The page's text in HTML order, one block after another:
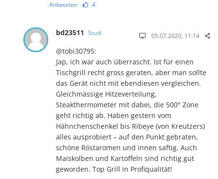
Antworten 4
bd23511 Studi 05.07.2020, 11:14
@tobi30795:
Jap, ich war auch überrascht. Ist für einen
Tischgrill recht gross geraten, aber man sollte
das Gerät nicht mit ebendiesen vergleichen.
Gleichmässige Hitzeverteilung,
Steakthermometer mit dabei, die 500° Zone
geht richtig ab. Haben gestern vom
Hähnchenschenkel bis Ribeye (von Kreutzers)
alles ausprobiert – auf den Punkt gebraten,
schöne Röstaromen und innen saftig. Auch
Maiskolben und Kartoffeln sind richtig gut
geworden. Top Grill in Profiqualität!